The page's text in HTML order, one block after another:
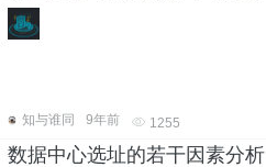
知与谁同
9年前 1255
数据中心选址的若干因素分析